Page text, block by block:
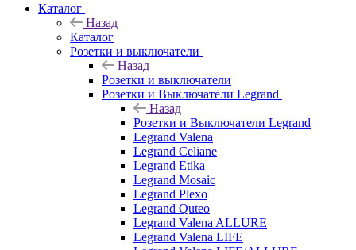
Каталог
Назад
Каталог
Розетки и выключатели
Назад
Розетки и выключатели
Розетки и Выключатели Legrand
Назад
Розетки и Выключатели Legrand
Legrand Valena
Legrand Celiane
Legrand Etika
Legrand Mosaic
Legrand Plexo
Legrand Quteo
Legrand Valena ALLURE
Legrand Valena LIFE